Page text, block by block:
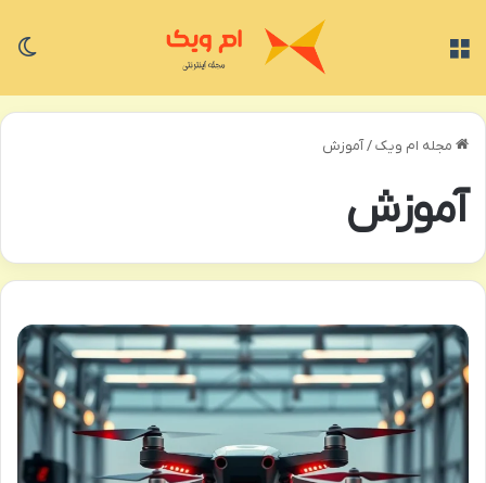
مجله ام ویک/آموزش
آموزش